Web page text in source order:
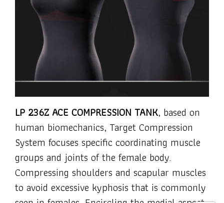
LP 236Z ACE COMPRESSION TANK, based on
human biomechanics, Target Compression
System focuses specific coordinating muscle
groups and joints of the female body.
Compressing shoulders and scapular muscles
to avoid excessive kyphosis that is commonly